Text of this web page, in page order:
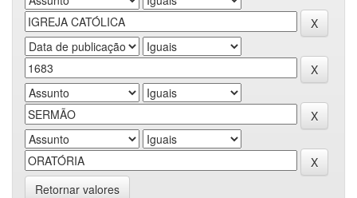
Retornar valores